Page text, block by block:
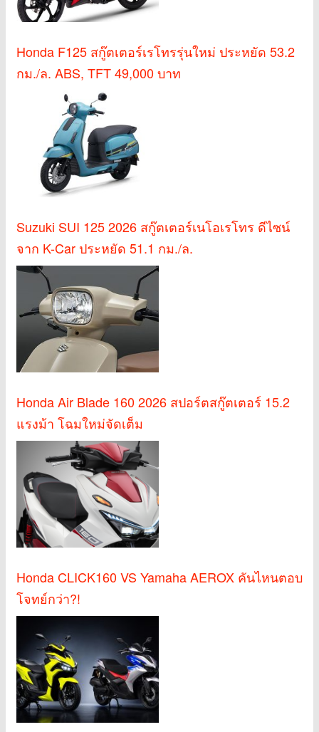
Honda F125 สกู๊ตเตอร์เรโทรรุ่นใหม่ ประหยัด 53.2
กม./ล. ABS, TFT 49,000 บาท
Suzuki SUI 125 2026 สกู๊ตเตอร์เนโอเรโทร ดีไซน์
จาก K-Car ประหยัด 51.1 กม./ล.
Honda Air Blade 160 2026 สปอร์ตสกู๊ตเตอร์ 15.2
แรงม้า โฉมใหม่จัดเต็ม
Honda CLICK160 VS Yamaha AEROX คันไหนตอบ
โจทย์กว่า?!